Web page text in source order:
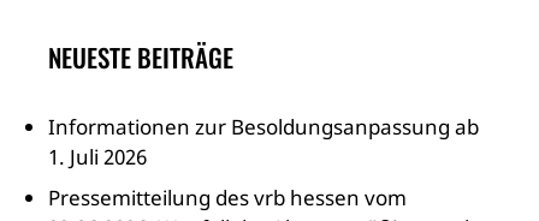
NEUESTE BEITRÄGE
Informationen zur Besoldungsanpassung ab
1. Juli 2026
Pressemitteilung des vrb hessen vom